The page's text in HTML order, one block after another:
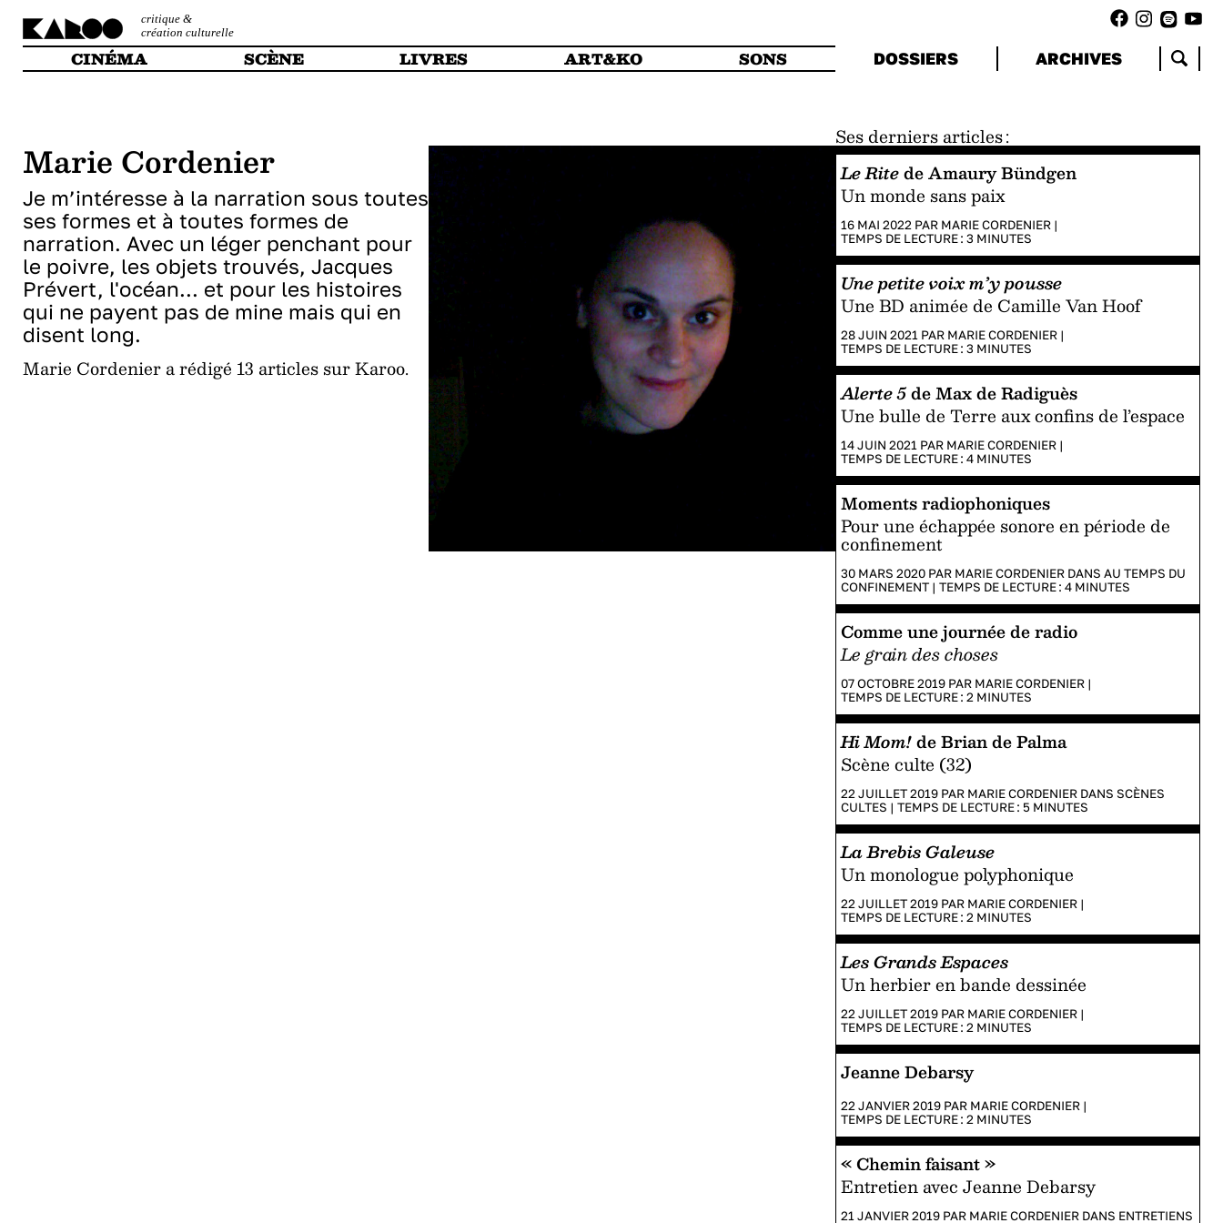
critique &
création culturelle
CINÉMA SCÈNE LIVRES ART&KO SONS DOSSIERS ARCHIVES
Marie Cordenier
Je m’intéresse à la narration sous toutes
ses formes et à toutes formes de
narration. Avec un léger penchant pour
le poivre, les objets trouvés, Jacques
Prévert, l'océan... et pour les histoires
qui ne payent pas de mine mais qui en
disent long.
Marie Cordenier a rédigé 13 articles sur Karoo.
Ses derniers articles :
Le Ritede Amaury Bündgen
Un monde sans paix
16 MAI 2022 PAR MARIE CORDENIER|
TEMPS DE LECTURE : 3 MINUTES
Une petite voix m’y pousse
Une BD animée de Camille Van Hoof
28 JUIN 2021 PAR MARIE CORDENIER|
TEMPS DE LECTURE : 3 MINUTES
Alerte 5de Max de Radiguès
Une bulle de Terre aux confins de l’espace
14 JUIN 2021 PAR MARIE CORDENIER|
TEMPS DE LECTURE : 4MINUTES
Moments radiophoniques
Pour une échappée sonore en période de
confinement
30 MARS 2020 PAR MARIE CORDENIERDANS AU TEMPS DU
CONFINEMENT| TEMPS DE LECTURE : 4MINUTES
Comme une journée de radio
Le grain des choses
07 OCTOBRE 2019 PAR MARIE CORDENIER|
TEMPS DE LECTURE : 2 MINUTES
Hi Mom!de Brian de Palma
Scène culte (32)
22 JUILLET 2019 PAR MARIE CORDENIERDANS SCÈNES
CULTES | TEMPS DE LECTURE : 5MINUTES
La Brebis Galeuse
Un monologue polyphonique
22 JUILLET 2019 PAR MARIE CORDENIER|
TEMPS DE LECTURE : 2 MINUTES
Les Grands Espaces
Un herbier en bande dessinée
22 JUILLET 2019 PAR MARIE CORDENIER|
TEMPS DE LECTURE : 2 MINUTES
Jeanne Debarsy
22 JANVIER 2019 PAR MARIE CORDENIER|
TEMPS DE LECTURE : 2 MINUTES
« Chemin faisant »
Entretien avec Jeanne Debarsy
21 JANVIER 2019 PAR MARIE CORDENIERDANS ENTRETIENS